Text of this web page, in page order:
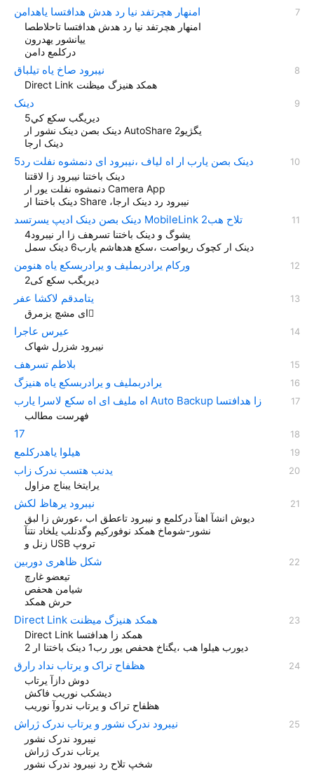
امنهار هچرتفد نیا رد هدش هدافتسا یاهدامن
امنهار هچرتفد نیا رد هدش هدافتسا تاحلاطصا
ییانشور یهدرون
درکلمع دامن
نیبرود صاخ یاه تیلباق
Direct Link همکد هنیزگ میظنت
دینک
ديريگب سکع کي5
دينک بصن دينک نشور ار AutoShare یگژيو2
دينک ارجا
دينک بصن یارب ار اه لیاف ،نیبرود ای دنمشوه نفلت رد5
دینک باختنا نیبرود زا لاقتنا
دنمشوه نفلت یور ار Camera App
دینک باختنا ار Share ،نیبرود رد دينک ارجا
دينک بصن دینک ادیپ یسرتسد MobileLink تلاح هب2
یشوگ و دینک باختنا تسرهف زا ار نیبرود4
دینک ار کچوک ریواصت ،سکع هدهاشم یارب6 دینک سمل
ورکام یرادربملیف و یرادربسکع یاه هنومن
دیریگب سکع کی2
یتامدقم لاکشا عفر
ای مشچ یزمرق ً
عیرس عاجرا
نیبرود شزرل شهاک
بلاطم تسرهف
یرادربملیف و یرادربسکع یاه هنیزگ
اه ملیف ای اه سکع لاسرا یارب Auto Backup زا هدافتسا
17
هیلوا یاهدرکلمع
یدنب هتسب ندرک زاب
یرايتخا یبناج مزاول
نیبرود یرهاظ لکش
دیوش انشآ اهنآ درکلمع و نیبرود تاعطق اب ،عورش زا لبق
نشور-شوماخ همکد نوفورکیم وگدنلب یلخاد نتنآ
زنل و USB تروپ
شکل ظاهری دوربین
تیعضو غارچ
شيامن هحفص
حرش همکد
Direct Link همکد هنیزگ میظنت
Direct Link همکد زا هدافتسا
دیورب هیلوا هب ،یگناخ هحفص یور رب1 دينک باختنا ار 2
هظفاح تراک و یرتاب نداد رارق
دوش دازآ یرتاب
دیشکب نوریب فاکش
هظفاح تراک و یرتاب ندروآ نوریب
نیبرود ندرک نشور و یرتاب ندرک ژراش
نیبرود ندرک نشور
یرتاب ندرک ژراش
شخپ تلاح رد نیبرود ندرک نشور